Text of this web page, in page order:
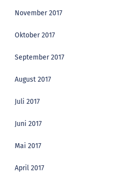
November 2017
Oktober 2017
September 2017
August 2017
Juli 2017
Juni 2017
Mai 2017
April 2017